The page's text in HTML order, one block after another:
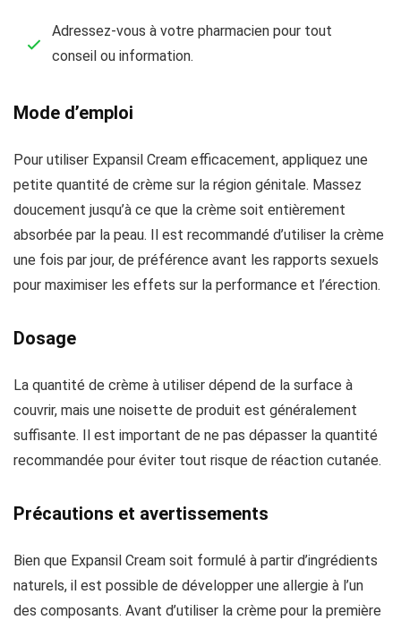
Adressez-vous à votre pharmacien pour tout
conseil ou information.
Mode d’emploi
Pour utiliser Expansil Cream efficacement, appliquez une
petite quantité de crème sur la région génitale. Massez
doucement jusqu’à ce que la crème soit entièrement
absorbée par la peau. Il est recommandé d’utiliser la crème
une fois par jour, de préférence avant les rapports sexuels
pour maximiser les effets sur la performance et l’érection.
Dosage
La quantité de crème à utiliser dépend de la surface à
couvrir, mais une noisette de produit est généralement
suffisante. Il est important de ne pas dépasser la quantité
recommandée pour éviter tout risque de réaction cutanée.
Précautions et avertissements
Bien que Expansil Cream soit formulé à partir d’ingrédients
naturels, il est possible de développer une allergie à l’un
des composants. Avant d’utiliser la crème pour la première